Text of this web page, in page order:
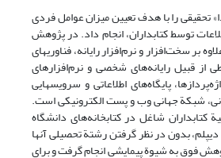
ناخدا» تحقیقی را با هدف تعیین میزان عوامل فردی
توسط کتابداران، انجام داد. در پژوهش
بر سخت‌افزار و نرم‌افزار رایانه، فناوریهای
از قبیل رایانه‌های شخصی و نرم‌افزارهای
پایگاه‌های اطلاعاتی و سرویسهایی
شبکة جهانی وب و پست الکترونیکی است.
شاغل در کتابخانه‌های دانشگاه
بدون در نظر گرفتن رشتة تحصیلی آنها
بود. پژوهش فوق به شیوة پیمایشی انجام گرفت و برای